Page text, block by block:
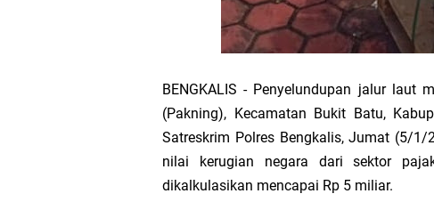
Bupati Asmar
Audiensi Bupati
Feni Utami Angkat
Camat Pulau
BENGKALIS - Penyelundupan jalur laut
(Pakning), Kecamatan Bukit Batu,
Satreskrim Polres Bengkalis, Jumat (5/
nilai kerugian negara dari sektor
dikalkulasikan mencapai Rp 5 miliar.